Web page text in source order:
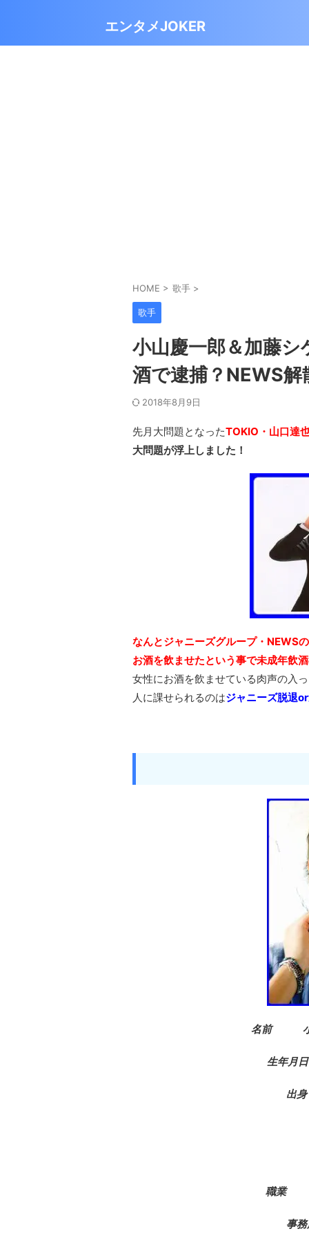
エンタメJOKER
HOME > 歌手 >
歌手
小山慶一郎＆加藤
酒で逮捕？NEWS解
2018年8月9日
先月大問題となったTOKIO・山口達
大問題が浮上しました！
なんとジャニーズグループ・NEWS
お酒を飲ませたという事で未成年飲
女性にお酒を飲ませている肉声の入
人に課せられるのはジャニーズ脱退
名前 小山
生年月
出
職業 歌
事